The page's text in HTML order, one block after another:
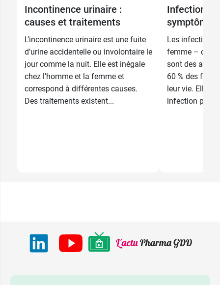
3,69 €
Incontinence urinaire :
causes et traitements
L’incontinence urinaire est une fuite
d’urine accidentelle ou involontaire le
jour comme la nuit. Elle est inégale
chez l’homme et la femme et
correspond à différentes causes.
Des traitements existent...
Infection
Les infections
femme –
sont des
60 % des
leur vie. Elles
infection par